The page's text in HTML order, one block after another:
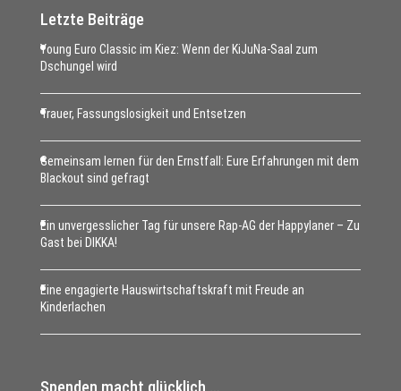
Letzte Beiträge
Young Euro Classic im Kiez: Wenn der KiJuNa-Saal zum
Dschungel wird
Trauer, Fassungslosigkeit und Entsetzen
Gemeinsam lernen für den Ernstfall: Eure Erfahrungen mit dem
Blackout sind gefragt
Ein unvergesslicher Tag für unsere Rap-AG der Happylaner – Zu
Gast bei DIKKA!
Eine engagierte Hauswirtschaftskraft mit Freude an
Kinderlachen
Spenden macht glücklich …